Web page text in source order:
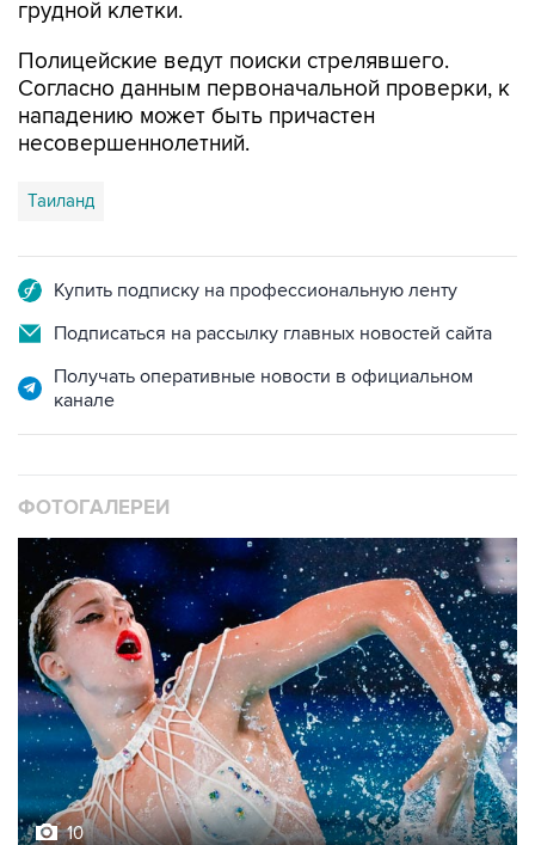
грудной клетки.
Полицейские ведут поиски стрелявшего.
Согласно данным первоначальной проверки, к
нападению может быть причастен
несовершеннолетний.
Таиланд
Купить подписку на профессиональную ленту
Подписаться на рассылку главных новостей сайта
Получать оперативные новости в официальном
канале
ФОТОГАЛЕРЕИ
10